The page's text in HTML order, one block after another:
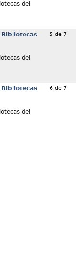
del
Bibliotecas
del
5 de 7
Bibliotecas
del
6 de 7